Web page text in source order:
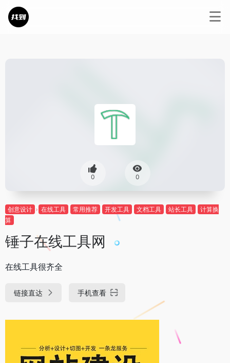
0 0
创意设计 在线工具 常用推荐 开发工具 文档工具 站长工具
计算换
算
锤子在线工具网
在线工具很齐全
链接直达 手机查看